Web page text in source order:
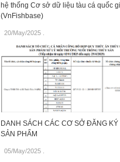
hệ thống Cơ sở dữ liệu tàu cá quốc
(VnFishbase)
20/May/2025.
DANH SÁCH CÁC CƠ SỞ ĐĂNG KÝ
SẢN PHẨM
05/May/2025.